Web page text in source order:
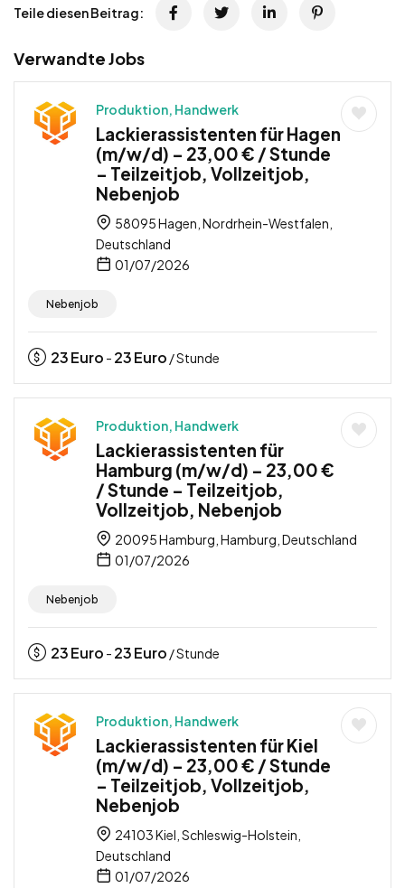
Teile diesen Beitrag:
Verwandte Jobs
Produktion, Handwerk
Lackierassistenten für Hagen
(m/w/d) – 23,00 € / Stunde
– Teilzeitjob, Vollzeitjob,
Nebenjob
58095 Hagen, Nordrhein-Westfalen,
Deutschland
01/07/2026
Nebenjob
23Euro - 23Euro / Stunde
Produktion, Handwerk
Lackierassistenten für
Hamburg (m/w/d) – 23,00 €
/ Stunde – Teilzeitjob,
Vollzeitjob, Nebenjob
20095 Hamburg, Hamburg, Deutschland
01/07/2026
Nebenjob
23Euro - 23Euro / Stunde
Produktion, Handwerk
Lackierassistenten für Kiel
(m/w/d) – 23,00 € / Stunde
– Teilzeitjob, Vollzeitjob,
Nebenjob
24103 Kiel, Schleswig-Holstein,
Deutschland
01/07/2026